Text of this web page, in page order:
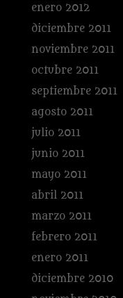
enero 2012
diciembre 2011
noviembre 2011
octubre 2011
septiembre 2011
agosto 2011
julio 2011
junio 2011
mayo 2011
abril 2011
marzo 2011
febrero 2011
enero 2011
diciembre 2010